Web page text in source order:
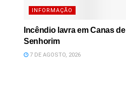
INFORMAÇÃO
Incêndio lavra em Canas de
Senhorim
7 DE AGOSTO, 2026